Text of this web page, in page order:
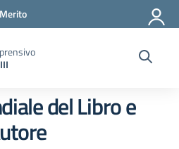
strumenti
del Libro e